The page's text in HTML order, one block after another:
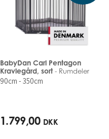
BabyDan Carl Pentagon
Kravlegård, sort - Rumdeler
90cm - 350cm
1.799,00 DKK